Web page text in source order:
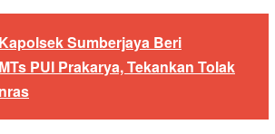
Kapolsek Sumberjaya Beri
PUI Prakarya, Tekankan Tolak